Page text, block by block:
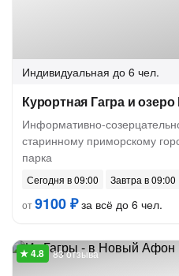
Индивидуальная до 6 чел.
Курортная Гагра и
Информативно-
старинному приморскому
парка
Сегодня в 09:00
Завтра в 09:00
от9100 ₽за всё до 6 чел.
83 отзыва